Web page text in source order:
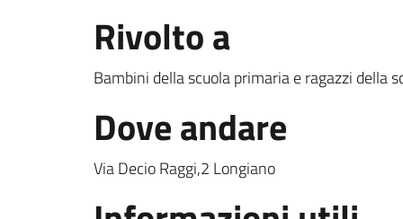
Rivolto a
Bambini della scuola primaria e ragazzi della
Dove andare
Via Decio Raggi,2 Longiano